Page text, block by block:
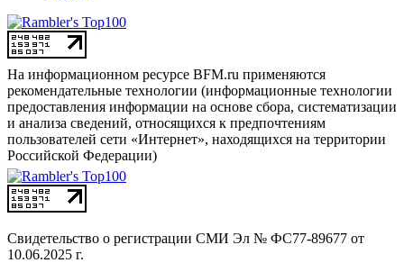
На информационном ресурсе BFM.ru применяются
рекомендательные технологии (информационные технологии
предоставления информации на основе сбора, систематизации
и анализа сведений, относящихся к предпочтениям
пользователей сети «Интернет», находящихся на территории
Российской Федерации)
Свидетельство о регистрации СМИ Эл № ФС77-89677 от
10.06.2025 г.